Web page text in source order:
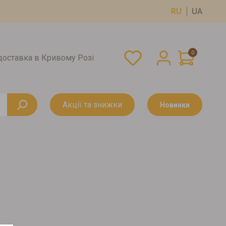
RU UA
в Кривому Розі
0
Акції та знижки Новинки